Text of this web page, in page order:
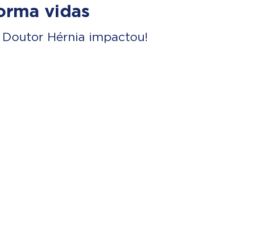
vidas
Hérnia impactou!